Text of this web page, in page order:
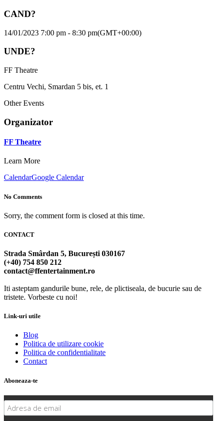
CAND?
14/01/2023 7:00 pm - 8:30 pm(GMT+00:00)
UNDE?
FF Theatre
Centru Vechi, Smardan 5 bis, et. 1
Other Events
Organizator
FF Theatre
Learn More
CalendarGoogle Calendar
No Comments
Sorry, the comment form is closed at this time.
CONTACT
Strada Smârdan 5, București 030167
(+40) 754 850 212
contact@ffentertainment.ro
Iti asteptam gandurile bune, rele, de plictiseala, de bucurie sau de
tristete. Vorbeste cu noi!
Link-uri utile
Blog
Politica de utilizare cookie
Politica de confidentialitate
Contact
Aboneaza-te